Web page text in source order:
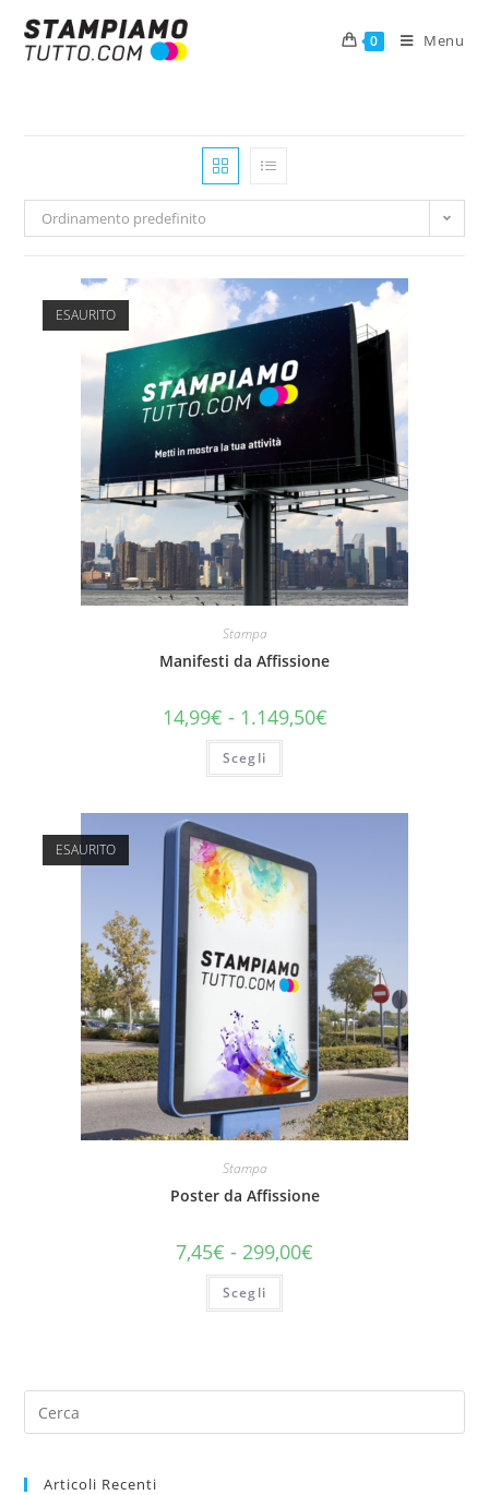
0 Menu
Ordinamento predefinito
ESAURITO
Stampa
Manifesti da Affissione
14,99€ - 1.149,50€
Scegli
ESAURITO
Stampa
Poster da Affissione
7,45€ - 299,00€
Scegli
Articoli Recenti